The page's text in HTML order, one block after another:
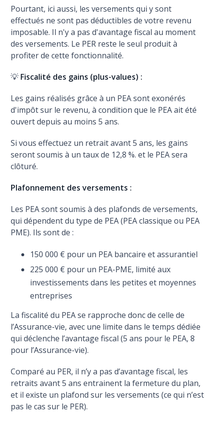
Pourtant, ici aussi, les versements qui y sont
effectués ne sont pas déductibles de votre revenu
imposable. Il n'y a pas d'avantage fiscal au moment
des versements. Le PER reste le seul produit à
profiter de cette fonctionnalité.
💡 Fiscalité des gains (plus-values) :
Les gains réalisés grâce à un PEA sont exonérés
d'impôt sur le revenu, à condition que le PEA ait été
ouvert depuis au moins 5 ans.
Si vous effectuez un retrait avant 5 ans, les gains
seront soumis à un taux de 12,8 %. et le PEA sera
clôturé.
Plafonnement des versements :
Les PEA sont soumis à des plafonds de versements,
qui dépendent du type de PEA (PEA classique ou PEA
PME). Ils sont de :
150 000 € pour un PEA bancaire et assurantiel
225 000 € pour un PEA-PME, limité aux
investissements dans les petites et moyennes
entreprises
La fiscalité du PEA se rapproche donc de celle de
l’Assurance-vie, avec une limite dans le temps dédiée
qui déclenche l’avantage fiscal (5 ans pour le PEA, 8
pour l’Assurance-vie).
Comparé au PER, il n’y a pas d’avantage fiscal, les
retraits avant 5 ans entrainent la fermeture du plan,
et il existe un plafond sur les versements (ce qui n’est
pas le cas sur le PER).